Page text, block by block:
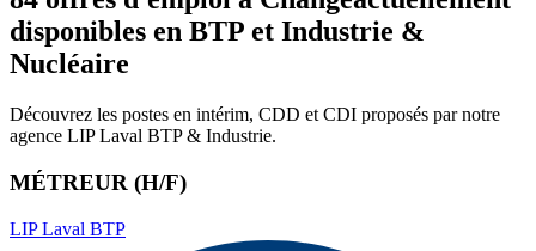
disponibles en BTP et Industrie &
Nucléaire
Découvrez les postes en intérim, CDD et CDI proposés par notre
agence LIP Laval BTP & Industrie.
MÉTREUR (H/F)
LIP Laval BTP